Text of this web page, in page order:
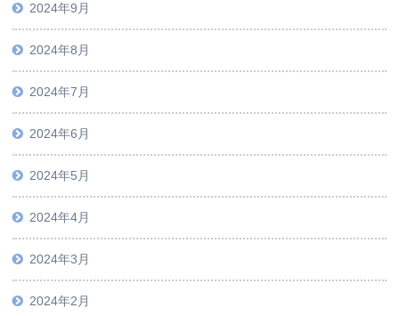
2024年9月
2024年8月
2024年7月
2024年6月
2024年5月
2024年4月
2024年3月
2024年2月